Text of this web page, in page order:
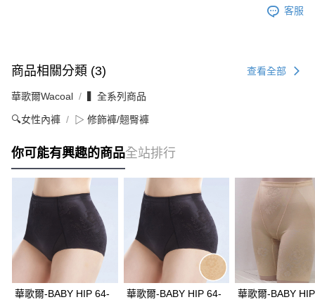
客服
商品相關分類 (3) 查看全部
華歌爾Wacoal ▍全系列商品
🔍女性內褲 ▷ 修飾褲/翹臀褲
你可能有興趣的商品全站排行
華歌爾-BABY HIP 64-
華歌爾-BABY HIP 64-
華歌爾-BABY